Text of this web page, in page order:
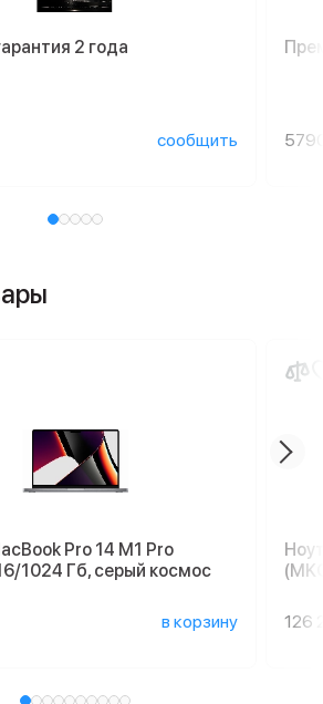
2 года
сообщить
Pro 14 M1 Pro
1024 Гб, серый космос
в корзину 126